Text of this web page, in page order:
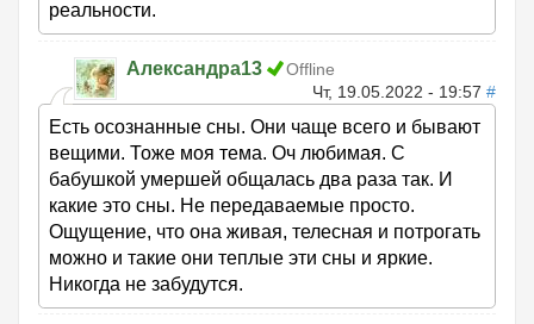
реальности.
Александра13
Offline
Чт, 19.05.2022 - 19:57 #
Есть осознанные сны. Они чаще всего и бывают
вещими. Тоже моя тема. Оч любимая. С
бабушкой умершей общалась два раза так. И
какие это сны. Не передаваемые просто.
Ощущение, что она живая, телесная и потрогать
можно и такие они теплые эти сны и яркие.
Никогда не забудутся.